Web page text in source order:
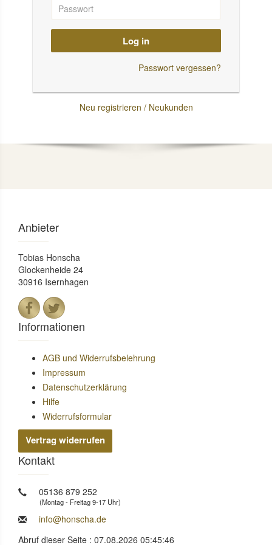
Log in
Passwort vergessen?
Neu registrieren / Neukunden
Anbieter
Tobias Honscha
Glockenheide 24
30916 Isernhagen
Informationen
AGB und Widerrufsbelehrung
Impressum
Datenschutzerklärung
Hilfe
Widerrufsformular
Vertrag widerrufen
Kontakt
05136 879 252
(Montag - Freitag 9-17 Uhr)
info@honscha.de
Abruf dieser Seite : 07.08.2026 05:45:46